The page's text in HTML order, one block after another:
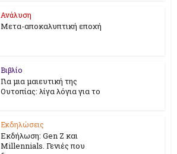
Ανάλυση
Μετα-αποκαλυπτική εποχή
Βιβλίο
Για μια μαιευτική της
Ουτοπίας: λίγα λόγια για το
Εκδηλώσεις
Εκδήλωση: Gen Z και
Millennials. Γενιές που